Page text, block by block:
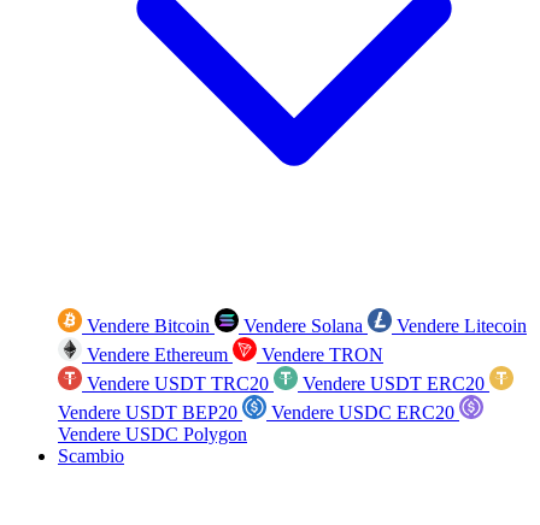
Vendere Bitcoin Vendere Solana
Vendere Litecoin
Vendere Ethereum
Vendere TRON
Vendere USDT TRC20
Vendere USDT ERC20
Vendere USDT BEP20
Vendere USDC ERC20
Vendere USDC Polygon
Scambio